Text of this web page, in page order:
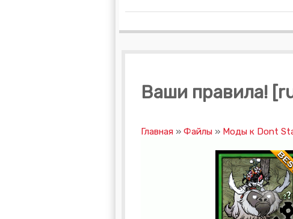
Ваши правила!
Главная » Файлы » Моды к Dont